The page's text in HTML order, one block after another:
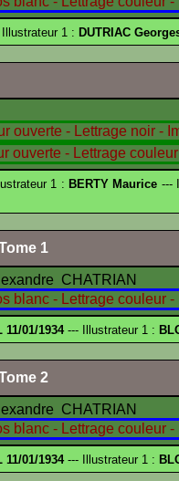
Illustrateur 1 : DUTRIAC
1 : BERTY Maurice ---
1
CHATRIAN
11/01/1934--- Illustrateur 1 :
2
CHATRIAN
11/01/1934--- Illustrateur 1 :